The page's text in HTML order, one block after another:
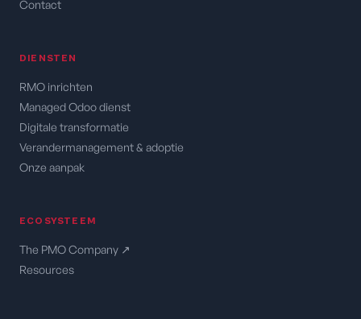
Contact
DIENSTEN
RMO inrichten
Managed Odoo dienst
Digitale transformatie
Verandermanagement & adoptie
Onze aanpak
ECOSYSTEEM
The PMO Company ↗
Resources